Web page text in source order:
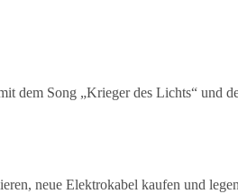
dem Song „Krieger des Lichts“ und
neue Elektrokabel kaufen und